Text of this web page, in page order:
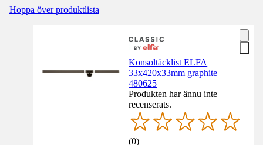
Hoppa över produktlista
Konsoltäcklist ELFA
33x420x33mm graphite
480625
Produkten har ännu inte
recenserats.
(0)